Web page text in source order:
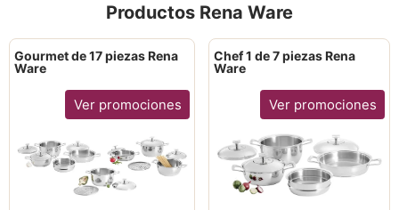
Productos Rena Ware
Gourmet de 17 piezas Rena
Ware
Ver promociones
Chef 1 de 7 piezas Rena
Ware
Ver promociones